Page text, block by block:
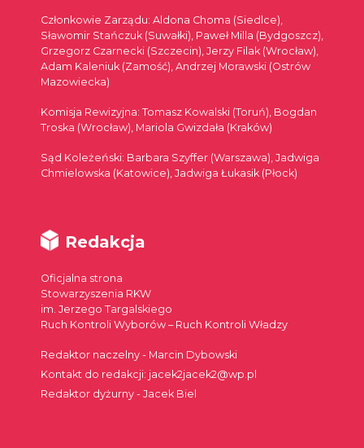
Członkowie Zarządu: Aldona Choma (Siedlce),
Sławomir Stańczuk (Suwałki), Paweł Milla (Bydgoszcz),
Grzegorz Czarnecki (Szczecin), Jerzy Filak (Wrocław),
Adam Kaleniuk (Zamość), Andrzej Morawski (Ostrów
Mazowiecka)
Komisja Rewizyjna: Tomasz Kowalski (Toruń), Bogdan
Troska (Wrocław), Mariola Gwizdała (Kraków)
Sąd Koleżeński: Barbara Szyffer (Warszawa), Jadwiga
Chmielowska (Katowice), Jadwiga Łukasik (Płock)
Redakcja
Oficjalna strona
Stowarzyszenia RKW
im. Jerzego Targalskiego
Ruch Kontroli Wyborów – Ruch Kontroli Władzy
Redaktor naczelny - Marcin Dybowski
Kontakt do redakcji: jacek2jacek2@wp.pl
Redaktor dyżurny - Jacek Biel